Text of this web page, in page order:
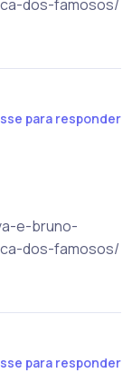
dos-famosos/
para responder
e-bruno-
dos-famosos/
para responder